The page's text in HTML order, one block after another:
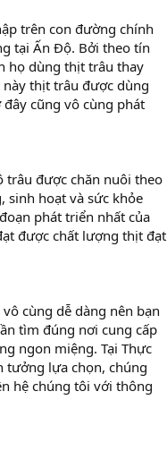
trên con đường chính
tại Ấn Độ. Bởi theo tín
họ dùng thịt trâu thay
thịt trâu được dùng
cũng vô cùng phát
trâu được chăn nuôi theo
sinh hoạt và sức khỏe
phát triển nhất của
được chất lượng thịt đạt
cùng dễ dàng nên bạn
tìm đúng nơi cung cấp
ngon miệng. Tại Thực
tưởng lựa chọn, chúng
hệ chúng tôi với thông